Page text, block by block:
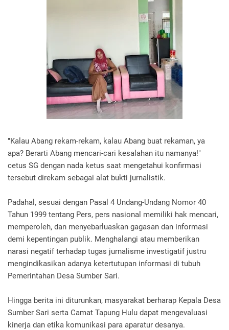
"Kalau Abang rekam-rekam, kalau Abang buat rekaman, ya
apa? Berarti Abang mencari-cari kesalahan itu namanya!"
cetus SG dengan nada ketus saat mengetahui konfirmasi
tersebut direkam sebagai alat bukti jurnalistik.
Padahal, sesuai dengan Pasal 4 Undang-Undang Nomor 40
Tahun 1999 tentang Pers, pers nasional memiliki hak mencari,
memperoleh, dan menyebarluaskan gagasan dan informasi
demi kepentingan publik. Menghalangi atau memberikan
narasi negatif terhadap tugas jurnalisme investigatif justru
mengindikasikan adanya ketertutupan informasi di tubuh
Pemerintahan Desa Sumber Sari.
Hingga berita ini diturunkan, masyarakat berharap Kepala Desa
Sumber Sari serta Camat Tapung Hulu dapat mengevaluasi
kinerja dan etika komunikasi para aparatur desanya.